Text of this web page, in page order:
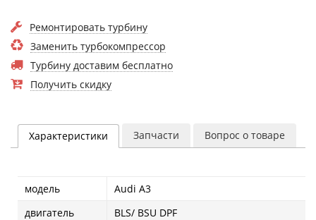
Ремонтировать турбину
Заменить турбокомпрессор
Турбину доставим бесплатно
Получить скидку
Характеристики Запчасти Вопрос о товаре
модель
Audi A3
двигатель
BLS/ BSU DPF